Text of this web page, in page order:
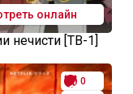
онлайн
нечисти [ТВ-1]
0